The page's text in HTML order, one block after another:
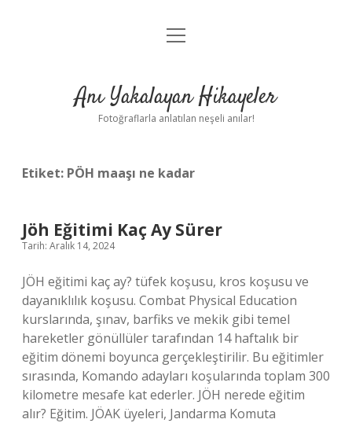
Anasayfa
Yasal Uyarı
menüyü
Anı Yakalayan Hikayeler
Fotoğraflarla anlatılan neşeli anılar!
Etiket: PÖH maaşı ne kadar
Jöh Eğitimi Kaç Ay Sürer
Tarih: Aralık 14, 2024
JÖH eğitimi kaç ay? tüfek koşusu, kros koşusu ve
dayanıklılık koşusu. Combat Physical Education
kurslarında, şınav, barfiks ve mekik gibi temel
hareketler gönüllüler tarafından 14 haftalık bir
eğitim dönemi boyunca gerçekleştirilir. Bu eğitimler
sırasında, Komando adayları koşularında toplam 300
kilometre mesafe kat ederler. JÖH nerede eğitim
alır? Eğitim. JÖAK üyeleri, Jandarma Komuta